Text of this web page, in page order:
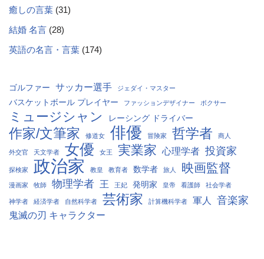
癒しの言葉 (31)
結婚 名言 (28)
英語の名言・言葉 (174)
ゴルファー サッカー選手 ジェダイ・マスター
バスケットボール プレイヤー ファッションデザイナー ボクサー
ミュージシャン レーシング ドライバー
作家/文筆家 修道女 俳優 冒険家 哲学者 商人
外交官 天文学者 女優 女王 実業家 心理学者 投資家
探検家 政治家 教皇 教育者 数学者 旅人 映画監督
漫画家 牧師 物理学者 王 王妃 発明家 皇帝 看護師 社会学者
神学者 経済学者 自然科学者 芸術家 計算機科学者 軍人 音楽家
鬼滅の刃 キャラクター